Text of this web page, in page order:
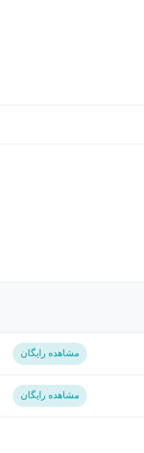
مشاهده رایگان
مشاهده رایگان